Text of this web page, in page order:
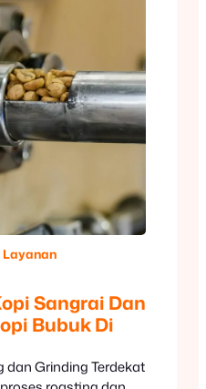
Layanan
Sangrai Dan
Bubuk Di
dan Grinding Terdekat